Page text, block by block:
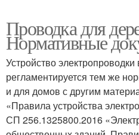
Проводка для
Нормативные
Устройство
регламентируется тем же
и для домов с другим
«Правила устройства
СП 256.1325800.2016